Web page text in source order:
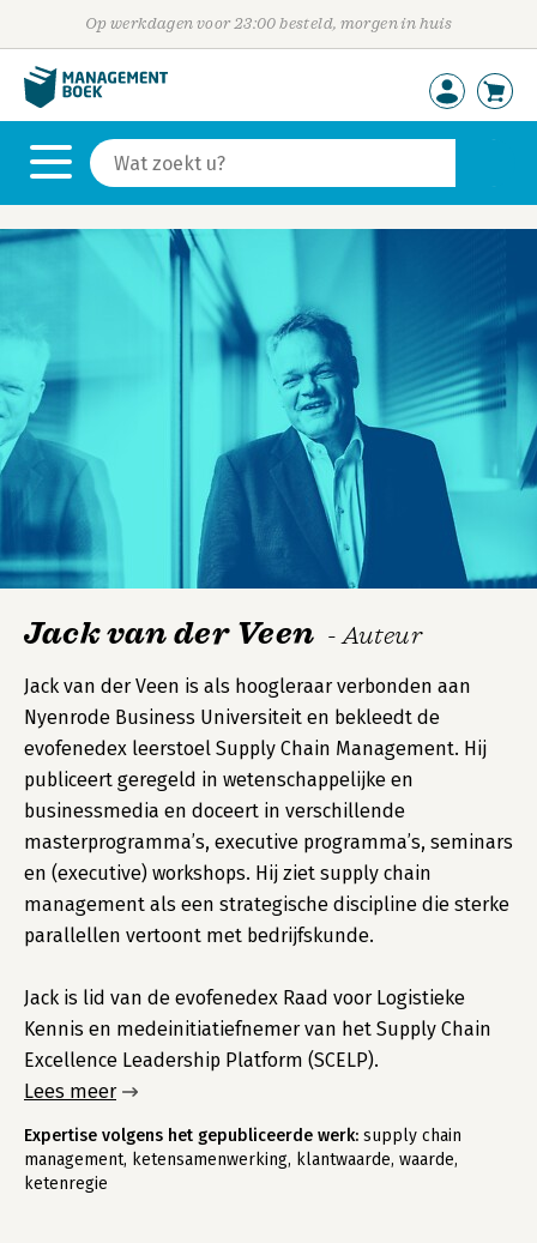
Op werkdagen voor 23:00 besteld, morgen in huis
Jack van der Veen - Auteur
Jack van der Veen is als hoogleraar verbonden aan
Nyenrode Business Universiteit en bekleedt de
evofenedex leerstoel Supply Chain Management. Hij
publiceert geregeld in wetenschappelijke en
businessmedia en doceert in verschillende
masterprogramma’s, executive programma’s, seminars
en (executive) workshops. Hij ziet supply chain
management als een strategische discipline die sterke
parallellen vertoont met bedrijfskunde.
Jack is lid van de evofenedex Raad voor Logistieke
Kennis en medeinitiatiefnemer van het Supply Chain
Excellence Leadership Platform (SCELP).
Lees meer
Expertise volgens het gepubliceerde werk: supply chain
management, ketensamenwerking, klantwaarde, waarde,
ketenregie